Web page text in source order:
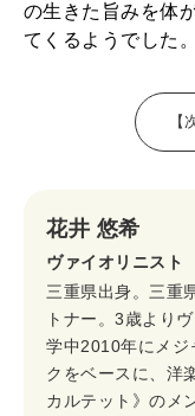
の生きた旨みを体
てくるようでした。
【
花井 悠希
ヴァイオリニスト
三重県出身。三重
トナー。3歳より
学中2010年にメジ
クをベースに、洋
カルテット》のメ